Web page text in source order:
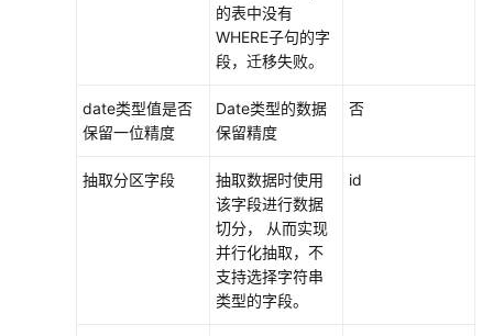
的表中没有
WHERE子句的字
段，迁移失败。
date类型值是否
保留一位精度
Date类型的数据
保留精度
否
抽取分区字段
抽取数据时使用
该字段进行数据
切分， 从而实现
并行化抽取，不
支持选择字符串
类型的字段。
id